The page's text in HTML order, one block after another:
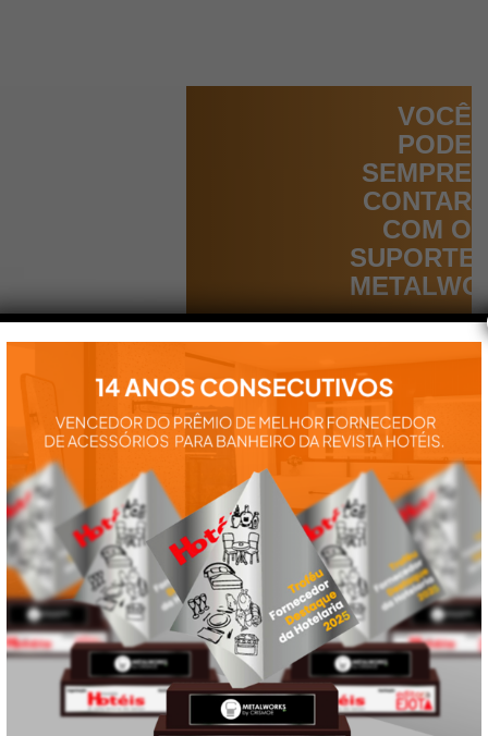
VOCÊ
PODE
SEMPRE
CONTAR
COM O
SUPORTE
Aqui você
encontra tudo
instalação e
nossos
produtos:
manuais,
vídeos,
catálogos e
tudo mais que
precisa.
VEJA
TAMBÉM